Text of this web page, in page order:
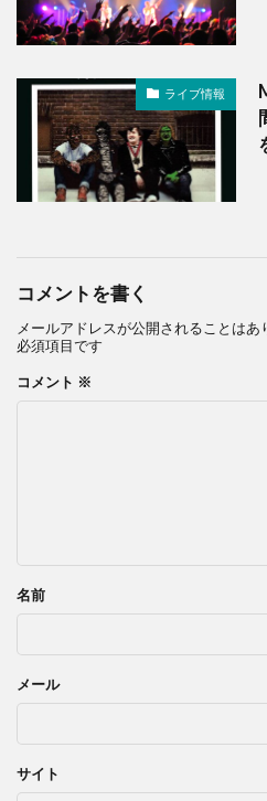
ライブ情報
コメントを書く
メールアドレスが公開されることはあ
必須項目です
コメント ※
名前
メール
サイト